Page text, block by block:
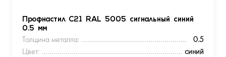
Профнастил С21 RAL 5005 сигнальный синий
0.5 мм
Толщина металла:
0.5
Цвет:
синий